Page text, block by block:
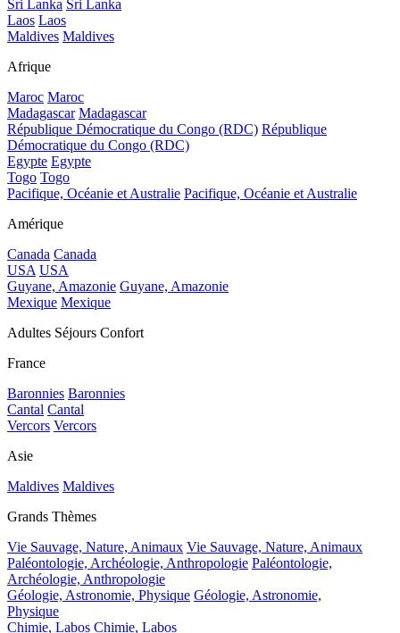
Sri Lanka Sri Lanka
Laos Laos
Maldives Maldives
Afrique
Maroc Maroc
Madagascar Madagascar
République Démocratique du Congo (RDC) République
Démocratique du Congo (RDC)
Egypte Egypte
Togo Togo
Pacifique, Océanie et Australie Pacifique, Océanie et Australie
Amérique
Canada Canada
USA USA
Guyane, Amazonie Guyane, Amazonie
Mexique Mexique
Adultes Séjours Confort
France
Baronnies Baronnies
Cantal Cantal
Vercors Vercors
Asie
Maldives Maldives
Grands Thèmes
Vie Sauvage, Nature, Animaux Vie Sauvage, Nature, Animaux
Paléontologie, Archéologie, Anthropologie Paléontologie,
Archéologie, Anthropologie
Géologie, Astronomie, Physique Géologie, Astronomie,
Physique
Chimie, Labos Chimie, Labos